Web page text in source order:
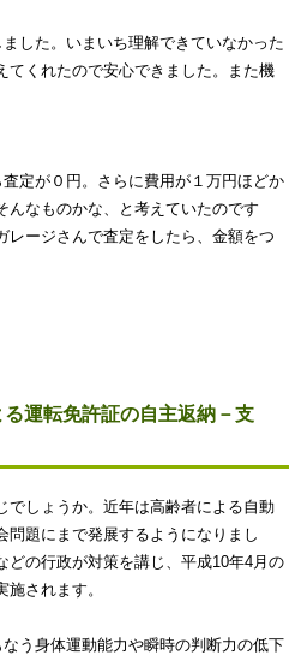
した。いまいち理解できていなかった
てくれたので安心できました。また機
定が０円。さらに費用が１万円ほどか
んなものかな、と考えていたのです
レージさんで査定をしたら、金額をつ
る運転免許証の自主返納－支
でしょうか。近年は高齢者による自動
問題にまで発展するようになりまし
どの行政が対策を講じ、平成10年4月の
されます。
なう身体運動能力や瞬時の判断力の低下